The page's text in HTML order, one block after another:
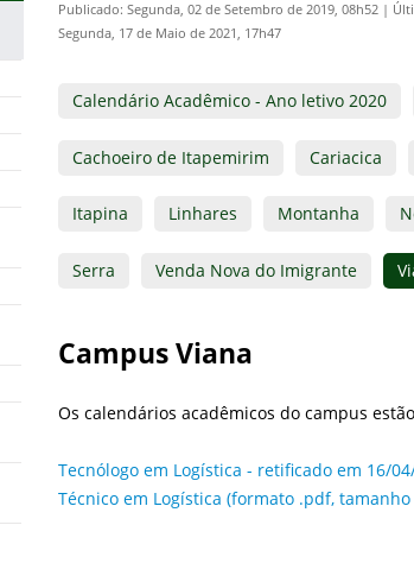
Publicado: Segunda, 02 de Setembro de 2019, 08h52 |
Segunda, 17 de Maio de 2021, 17h47
Calendário Acadêmico - Ano letivo 2020
Cachoeiro de Itapemirim Cariacica
Itapina Linhares Montanha
Serra Venda Nova do Imigrante
Campus Viana
Os calendários acadêmicos do campus
Tecnólogo em Logística - retificado em 16/
Técnico em Logística (formato .pdf, tamanho